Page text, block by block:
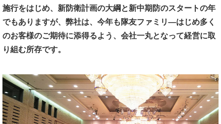
施行をはじめ、 新防衛計画の大綱と新中期防のスタートの年
でもありますが、 弊社は、 今年も隊友ファミリ―はじめ多く
のお客様のご期待に添得るよう、 会社一丸となって経営に取
り組む所存です。